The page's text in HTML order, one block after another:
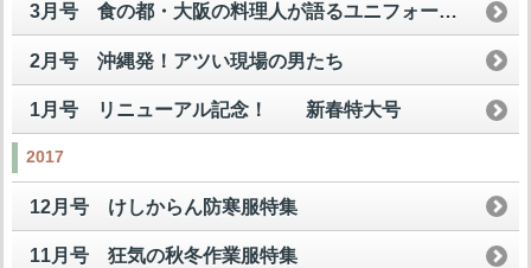
3月号 食の都・大阪の料理人が語るユニフォームの美学！
2月号 沖縄発！アツい現場の男たち
1月号 リニューアル記念！ 新春特大号
2017
12月号 けしからん防寒服特集
11月号 狂気の秋冬作業服特集